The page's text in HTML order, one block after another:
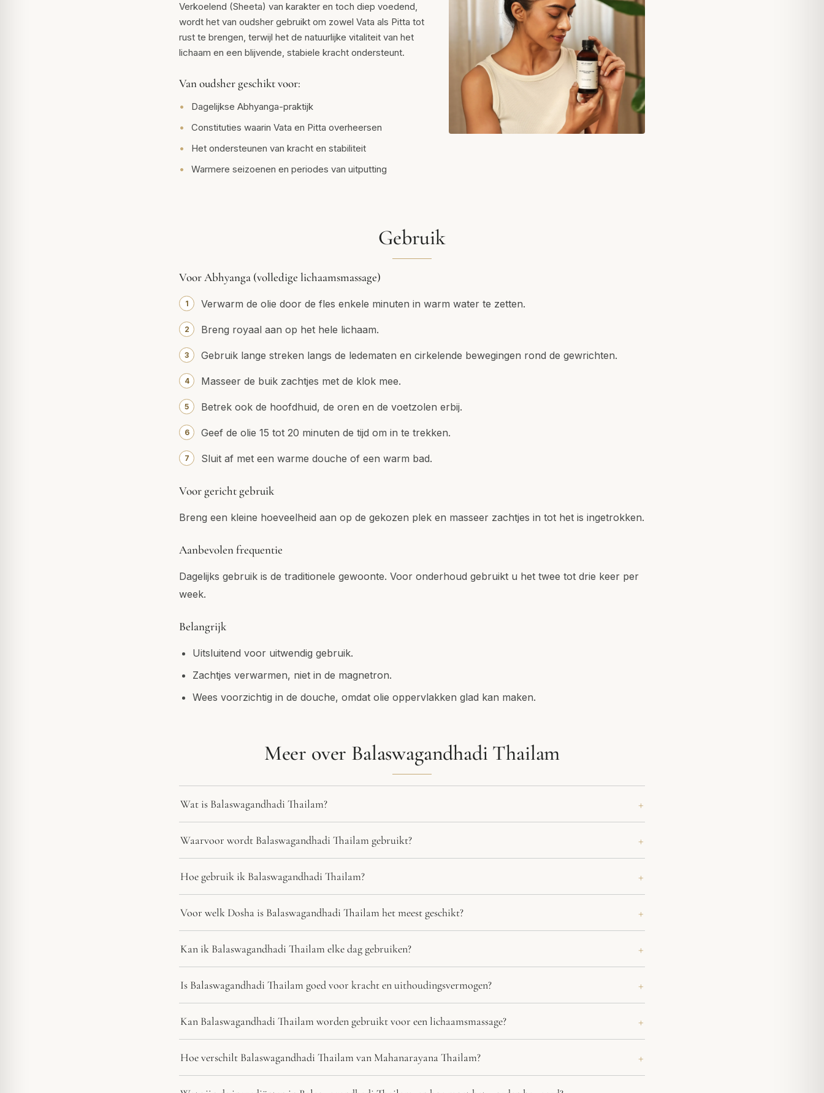
Verkoelend (Sheeta) van karakter en toch diep voedend,
wordt het van oudsher gebruikt om zowel Vata als Pitta tot
rust te brengen, terwijl het de natuurlijke vitaliteit van het
lichaam en een blijvende, stabiele kracht ondersteunt.
Van oudsher geschikt voor:
Dagelijkse Abhyanga-praktijk
Constituties waarin Vata en Pitta overheersen
Het ondersteunen van kracht en stabiliteit
Warmere seizoenen en periodes van uitputting
Gebruik
Voor Abhyanga (volledige lichaamsmassage)
Verwarm de olie door de fles enkele minuten in warm water te zetten.
Breng royaal aan op het hele lichaam.
Gebruik lange streken langs de ledematen en cirkelende bewegingen rond de gewrichten.
Masseer de buik zachtjes met de klok mee.
Betrek ook de hoofdhuid, de oren en de voetzolen erbij.
Geef de olie 15 tot 20 minuten de tijd om in te trekken.
Sluit af met een warme douche of een warm bad.
Voor gericht gebruik
Breng een kleine hoeveelheid aan op de gekozen plek en masseer zachtjes in tot het is ingetrokken.
Aanbevolen frequentie
Dagelijks gebruik is de traditionele gewoonte. Voor onderhoud gebruikt u het twee tot drie keer per
week.
Belangrijk
Uitsluitend voor uitwendig gebruik.
Zachtjes verwarmen, niet in de magnetron.
Wees voorzichtig in de douche, omdat olie oppervlakken glad kan maken.
Meer over Balaswagandhadi Thailam
Wat is Balaswagandhadi Thailam?
Waarvoor wordt Balaswagandhadi Thailam gebruikt?
Hoe gebruik ik Balaswagandhadi Thailam?
Voor welk Dosha is Balaswagandhadi Thailam het meest geschikt?
Kan ik Balaswagandhadi Thailam elke dag gebruiken?
Is Balaswagandhadi Thailam goed voor kracht en uithoudingsvermogen?
Kan Balaswagandhadi Thailam worden gebruikt voor een lichaamsmassage?
Hoe verschilt Balaswagandhadi Thailam van Mahanarayana Thailam?